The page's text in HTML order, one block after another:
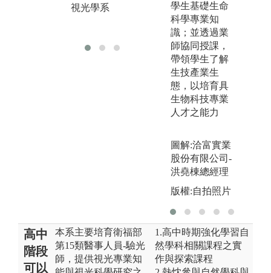
視光學系
學生基礎生命
科學專業知
識；並透過業
師協同授課，
帶領學生了解
生技產業生
態，以培育具
生物科技專業
人才之能力
圖解:洽富實業
股份有限公司-
洪堯棟總經理
版權:自拍照片
高中
階段
可以
本系主要培育衛福部
第15類醫事人員-驗光
師，提供視光專業知
1.高中時期強化學習自
然學科相關課程之實
作與探索課程